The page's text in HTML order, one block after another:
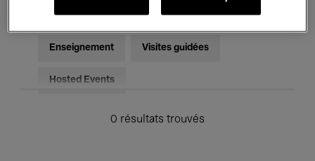
Pour tous Kids’ Palace
Enseignement Visites guidées
Hosted Events
0 résultats trouvés